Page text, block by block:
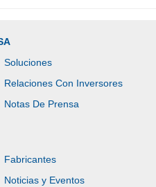
Soluciones
Relaciones Con Inversores
Notas De Prensa
Fabricantes
Noticias y Eventos